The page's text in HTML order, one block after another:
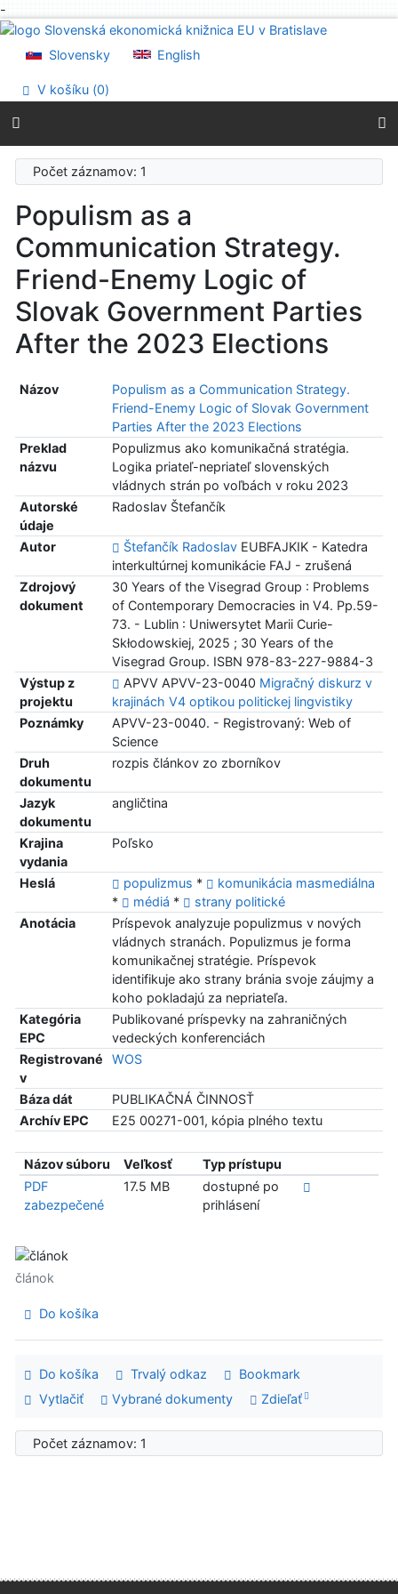
-
Prejsť na obsah
Prehlásenie o webovej prístupnosti
Slovensky English
V košíku (0)
Počet záznamov: 1
Populism as a
Communication Strategy.
Friend-Enemy Logic of
Slovak Government Parties
After the 2023 Elections
Názov
Populism as a Communication Strategy.
Friend-Enemy Logic of Slovak Government
Parties After the 2023 Elections
Preklad
názvu
Populizmus ako komunikačná stratégia.
Logika priateľ-nepriateľ slovenských
vládnych strán po voľbách v roku 2023
Autorské
údaje
Radoslav Štefančík
Autor Štefančík RadoslavEUBFAJKIK - Katedra
interkultúrnej komunikácie FAJ - zrušená
Zdrojový
dokument
30 Years of the Visegrad Group : Problems
of Contemporary Democracies in V4. Pp.59-
73. - Lublin : Uniwersytet Marii Curie-
Skłodowskiej, 2025 ; 30 Years of the
Visegrad Group. ISBN 978-83-227-9884-3
Výstup z
projektu
APVV APVV-23-0040 Migračný diskurz v
krajinách V4 optikou politickej lingvistiky
Poznámky
APVV-23-0040. - Registrovaný: Web of
Science
Druh
dokumentu
rozpis článkov zo zborníkov
Jazyk
dokumentu
angličtina
Krajina
vydania
Poľsko
Heslá populizmus *
komunikácia masmediálna
*
médiá *
strany politické
Anotácia
Príspevok analyzuje populizmus v nových
vládnych stranách. Populizmus je forma
komunikačnej stratégie. Príspevok
identifikuje ako strany bránia svoje záujmy a
koho pokladajú za nepriateľa.
Kategória
EPC
Publikované príspevky na zahraničných
vedeckých konferenciách
Registrované
v
WOS
Báza dát
PUBLIKAČNÁ ČINNOSŤ
Archív EPC
E25 00271-001, kópia plného textu
Názov súboru Veľkosť
Typ prístupu
PDF
zabezpečené
17.5 MB
dostupné po
prihlásení
článok
Do košíka
Do košíka Trvalý odkaz
Bookmark
Vytlačiť
Vybrané dokumenty Zdieľať
Počet záznamov: 1